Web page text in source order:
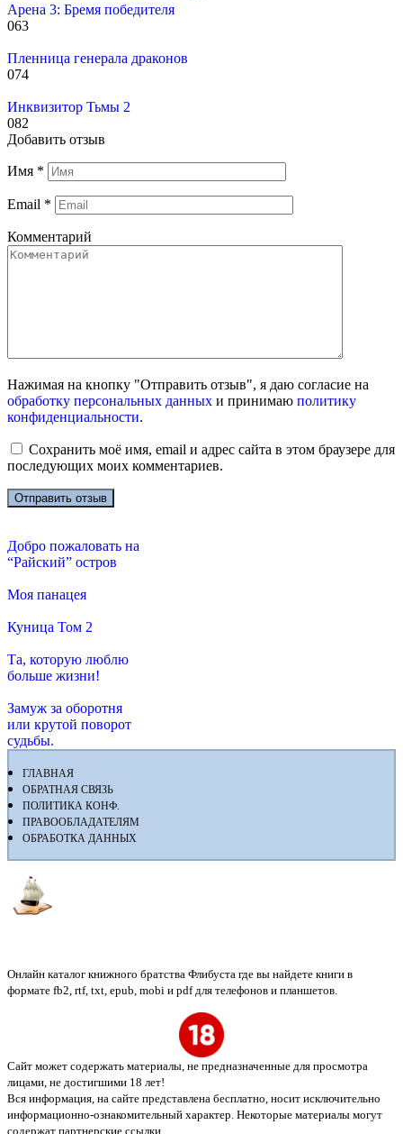
Арена 3: Бремя победителя
063
Пленница генерала драконов
074
Инквизитор Тьмы 2
082
Добавить отзыв
Имя *
Email *
Комментарий
Нажимая на кнопку "Отправить отзыв", я даю согласие на
обработку персональных данных и принимаю политику
конфиденциальности.
Сохранить моё имя, email и адрес сайта в этом браузере для
последующих моих комментариев.
Добро пожаловать на
“Райский” остров
Моя панацея
Куница Том 2
Та, которую люблю
больше жизни!
Замуж за оборотня
или крутой поворот
судьбы.
ГЛАВНАЯ
ОБРАТНАЯ СВЯЗЬ
ПОЛИТИКА КОНФ.
ПРАВООБЛАДАТЕЛЯМ
ОБРАБОТКА ДАННЫХ
Онлайн каталог книжного братства Флибуста где вы найдете книги в
формате fb2, rtf, txt, epub, mobi и pdf для телефонов и планшетов.
Сайт может содержать материалы, не предназначенные для просмотра
лицами, не достигшими 18 лет!
Вся информация, на сайте представлена бесплатно, носит исключительно
информационно-ознакомительный характер. Некоторые материалы могут
содержат партнерские ссылки.